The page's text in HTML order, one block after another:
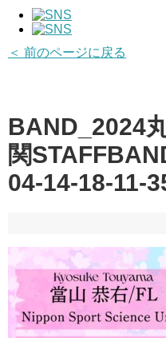
＜ 前のページに戻る
BAND_2024
関
04-14-18-11-